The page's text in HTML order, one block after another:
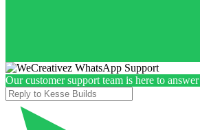
Our customer support team is here to